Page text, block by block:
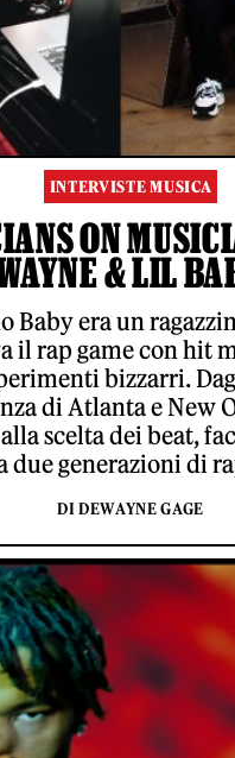
INTERVISTE MUSICA
ON
& LIL
Baby era un
il rap game con hit
bizzarri.
di Atlanta e New
scelta dei beat,
due generazioni di
DI DEWAYNE GAGE